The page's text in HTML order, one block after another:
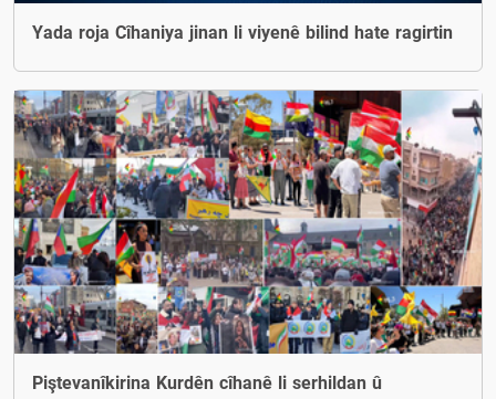
Yada roja Cîhaniya jinan li viyenê bilind hate ragirtin
Piştevanîkirina Kurdên cîhanê li serhildan û